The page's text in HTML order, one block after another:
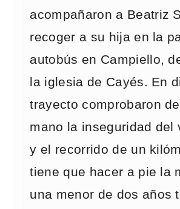
acompañaron a Beatriz
recoger a su hija en la
autobús en Campiello,
la iglesia de Cayés. En
trayecto comprobaron
mano la inseguridad del
y el recorrido de un
tiene que hacer a pie la
una menor de dos años